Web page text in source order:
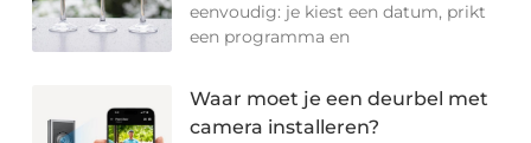
eenvoudig: je kiest een datum, prikt
een programma en
Waar moet je een deurbel met
camera installeren?